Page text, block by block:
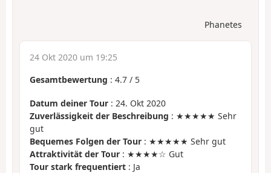
Phanetes
24 Okt 2020 um 19:25
Gesamtbewertung : 4.7 / 5
Datum deiner Tour : 24. Okt 2020
Zuverlässigkeit der Beschreibung : ★★★★★ Sehr
gut
Bequemes Folgen der Tour : ★★★★★ Sehr gut
Attraktivität der Tour : ★★★★☆ Gut
Tour stark frequentiert : Ja